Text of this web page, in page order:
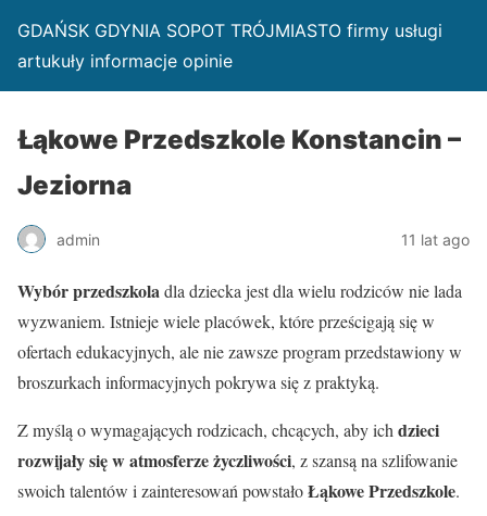
GDAŃSK GDYNIA SOPOT TRÓJMIASTO firmy usługi
artukuły informacje opinie
Łąkowe Przedszkole Konstancin –
Jeziorna
admin 11 lat ago
Wybór przedszkoladla dziecka jest dla wielu rodziców nie lada
wyzwaniem. Istnieje wiele placówek, które prześcigają się w
ofertach edukacyjnych, ale nie zawsze program przedstawiony w
broszurkach informacyjnych pokrywa się z praktyką.
Z myślą o wymagających rodzicach, chcących, aby ich dzieci
rozwijały się w atmosferze życzliwości, z szansą na szlifowanie
swoich talentów i zainteresowań powstałoŁąkowe Przedszkole.